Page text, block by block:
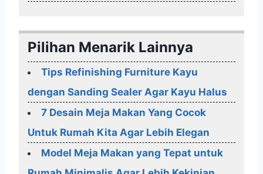
Pilihan Menarik Lainnya
Tips Refinishing Furniture Kayu
dengan Sanding Sealer Agar Kayu Halus
7 Desain Meja Makan Yang Cocok
Untuk Rumah Kita Agar Lebih Elegan
Model Meja Makan yang Tepat untuk